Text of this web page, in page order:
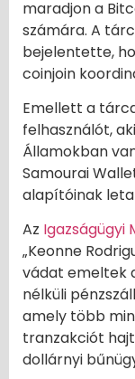
maradjon a
számára. A
bejelentette,
coinjoin
Emellett a
felhasználót,
Államokban
Samourai
alapítóinak
Az Igazságügyi
„Keonne
vádat emeltek
nélküli
amely több
tranzakciót
dollárnyi